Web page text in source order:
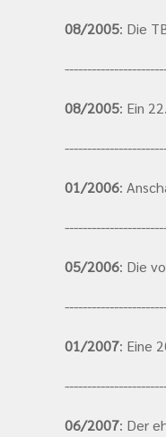
08/2005: Die
08/2005: Ein
01/2006:
05/2006: Die
01/2007: Eine
06/2007: Der